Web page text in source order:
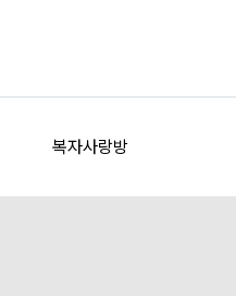
복자사랑방